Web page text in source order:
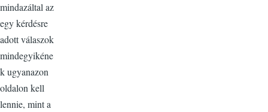
mindazáltal az
egy kérdésre
adott válaszok
mindegyikéne
k ugyanazon
oldalon kell
lennie, mint a